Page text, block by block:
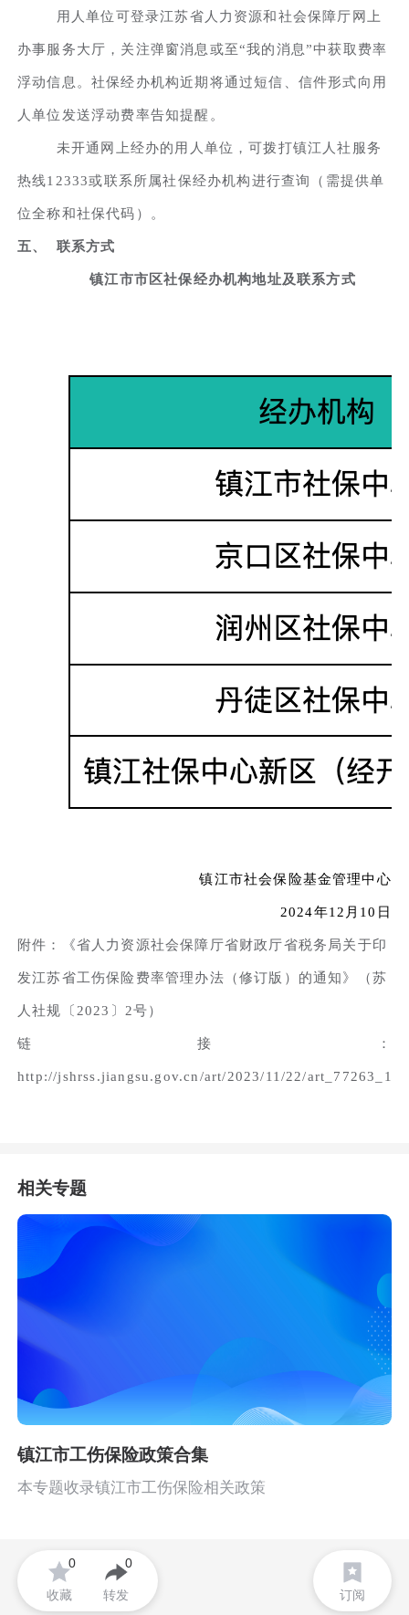
用人单位可登录江苏省人力资源和社会保障厅网上
办事服务大厅，关注弹窗消息或至“我的消息”中获取费率
浮动信息。社保经办机构近期将通过短信、信件形式向用
人单位发送浮动费率告知提醒。
未开通网上经办的用人单位，可拨打镇江人社服务
热线12333或联系所属社保经办机构进行查询（需提供单
位全称和社保代码）。
五、 联系方式
镇江市市区社保经办机构地址及联系方式
镇江市社会保险基金管理中心
2024年12月10日
附件：《省人力资源社会保障厅省财政厅省税务局关于印
发江苏省工伤保险费率管理办法（修订版）的通知》（苏
人社规〔2023〕2号）
链接：
http://jshrss.jiangsu.gov.cn/art/2023/11/22/
相关专题
镇江市工伤保险政策合集
本专题收录镇江市工伤保险相关政策
收藏
0
转发
0
订阅